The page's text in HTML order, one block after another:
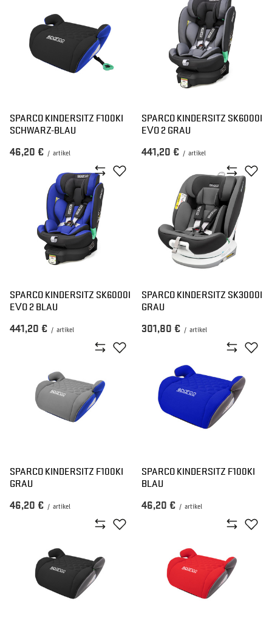
SPARCO KINDERSITZ F100KI
SCHWARZ-BLAU
46,20 € / artikel
SPARCO KINDERSITZ SK6000I
EVO 2 GRAU
441,20 € / artikel
SPARCO KINDERSITZ SK6000I
EVO 2 BLAU
441,20 € / artikel
SPARCO KINDERSITZ SK3000I
GRAU
301,80 € / artikel
SPARCO KINDERSITZ F100KI
GRAU
46,20 € / artikel
SPARCO KINDERSITZ F100KI
BLAU
46,20 € / artikel